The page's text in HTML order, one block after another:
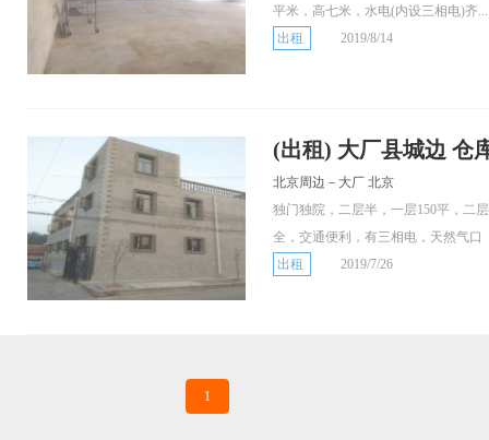
平米，高七米，水电(内设三相电)齐...
出租
2019/8/14
(出租) 大厂县城边 仓
北京周边－大厂 北京
独门独院，二层半，一层150平，二
全，交通便利，有三相电，天然气口
出租
2019/7/26
1